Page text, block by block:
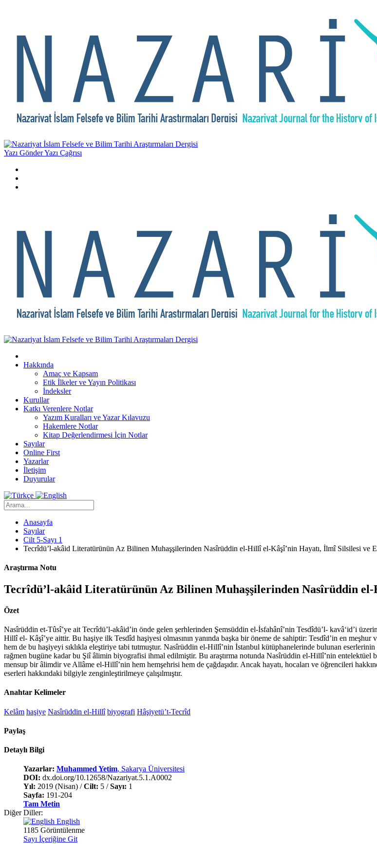
Yazı GönderYazı Çağrısı
Hakkında
Amaç ve Kapsam
Etik İlkeler ve Yayın Politikası
İndeksler
Kurullar
Katkı Verenlere Notlar
Yazım Kuralları ve Yazar Kılavuzu
Hakemlere Notlar
Kitap Değerlendirmesi İçin Notlar
Sayılar
Online First
Yazarlar
İletişim
Duyurular
Anasayfa
Sayılar
Cilt 5-Sayı 1
Tecrîdü’l-akâid Literatürünün Az Bilinen Muhaşşilerinden Nasîrüddin el-Hillî el-Kâşî’nin Hayatı, İlmî Silsilesi ve
Araştırma Notu
Tecrîdü’l-akâid Literatürünün Az Bilinen Muhaşşilerinden Nasîrüddin
Özet
Nasîrüddin et-Tûsî’ye ait Tecrîdü’l-akâid’in önde gelen şerhlerinden Şemsüddin el-İsfahânî’nin Tesdîdü’l- kavâ‘id’i
Hillî el- Kâşî’ye aittir. Bu haşiye ilk Tesdîd haşiyesi olmasının yanında başka bir öneme de sahiptir: Tesdîd’in en
hem de bu haşiyeyi sıklıkla eleştiriye tabi tutmuştur. Nasîrüddin el-Hillî’nin İstanbul kütüphanelerinde bulunan
rağmen bugüne kadar bu Şiî âlimin biyografisi ihmal edilmiştir. Bu araştırma notunda Nasîrüddin el-Hillî’nin entelektüel
mensup bir âlimdir ve Allâme el-Hillî’nin hem hemşehrisi hem de çağdaşıdır. Ancak hayatı, hocaları ve öğrencileri
eserleri hakkındaki bilgiyle zenginleştirilmeye çalışılmıştır.
Anahtar Kelimeler
Kelâm haşiye Nasîrüddin el-Hillî biyografi Hâşiyetü’t-Tecrîd
Paylaş
Detaylı Bilgi
Yazarlar: Muhammed Yetim, Sakarya Üniversitesi
DOI: dx.doi.org/10.12658/Nazariyat.5.1.A0002
Yıl: 2019 (Nisan) /Cilt: 5 /Sayı: 1
Sayfa: 191-204
Tam Metin
Diğer Diller:
English
1185 Görüntülenme
Sayı İçeriğine Git